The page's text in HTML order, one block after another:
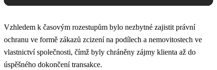
Vzhledem k časovým rozestupům bylo nezbytné zajistit právní
ochranu ve formě zákazů zcizení na podílech a nemovitostech ve
vlastnictví společnosti, čímž byly chráněny zájmy klienta až do
úspěšného dokončení transakce.